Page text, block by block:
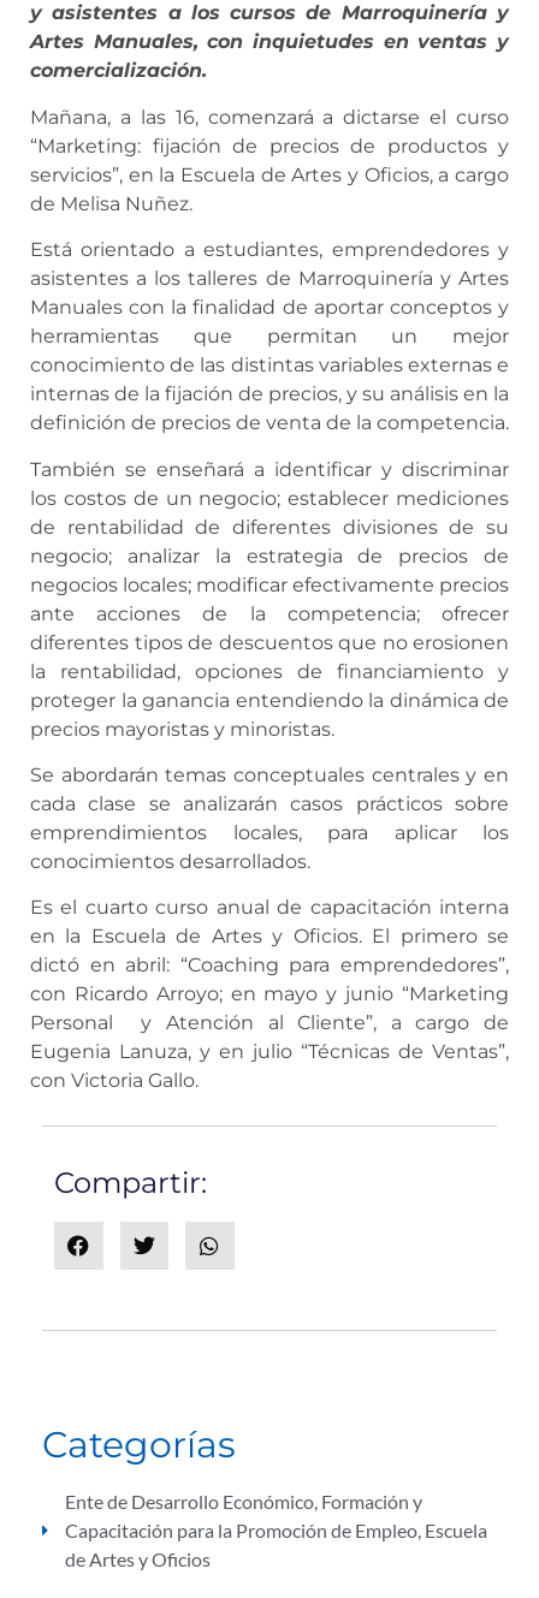
y asistentes a los cursos de Marroquinería y
Artes Manuales, con inquietudes en ventas y
comercialización.
Mañana, a las 16, comenzará a dictarse el curso
“Marketing: fijación de precios de productos y
servicios”, en la Escuela de Artes y Oficios, a cargo
de Melisa Nuñez.
Está orientado a estudiantes, emprendedores y
asistentes a los talleres de Marroquinería y Artes
Manuales con la finalidad de aportar conceptos y
herramientas que permitan un mejor
conocimiento de las distintas variables externas e
internas de la fijación de precios, y su análisis en la
definición de precios de venta de la competencia.
También se enseñará a identificar y discriminar
los costos de un negocio; establecer mediciones
de rentabilidad de diferentes divisiones de su
negocio; analizar la estrategia de precios de
negocios locales; modificar efectivamente precios
ante acciones de la competencia; ofrecer
diferentes tipos de descuentos que no erosionen
la rentabilidad, opciones de financiamiento y
proteger la ganancia entendiendo la dinámica de
precios mayoristas y minoristas.
Se abordarán temas conceptuales centrales y en
cada clase se analizarán casos prácticos sobre
emprendimientos locales, para aplicar los
conocimientos desarrollados.
Es el cuarto curso anual de capacitación interna
en la Escuela de Artes y Oficios. El primero se
dictó en abril: “Coaching para emprendedores”,
con Ricardo Arroyo; en mayo y junio “Marketing
Personal y Atención al Cliente”, a cargo de
Eugenia Lanuza, y en julio “Técnicas de Ventas”,
con Victoria Gallo.
Compartir:
Categorías
Ente de Desarrollo Económico, Formación y
Capacitación para la Promoción de Empleo Escuela
de Artes y Oficios